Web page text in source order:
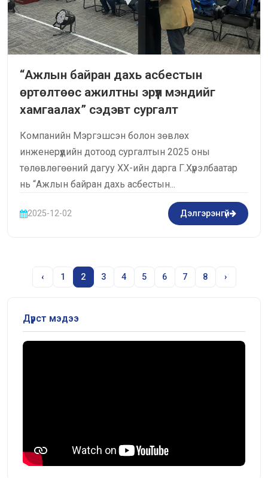
“Ажлын байран дахь асбестын
өртөлтөөс ажилтны эрүүл мэндийг
хамгаалах” сэдэвт сургалт
Компанийн Мэргэшсэн болон зөвлөх
инженерүүдийн дотоод сургалтын 2025 оны
төлөвлөгөөний дагуу ХХ-ийн дарга Г.Хүрэлбаатар
нь “Ажлын байран дахь асбестын...
2025-12-02 Дэлгэрэнгүй
‹ 1 2 3 4 5 6 7 8 ›
Дүрст мэдээ